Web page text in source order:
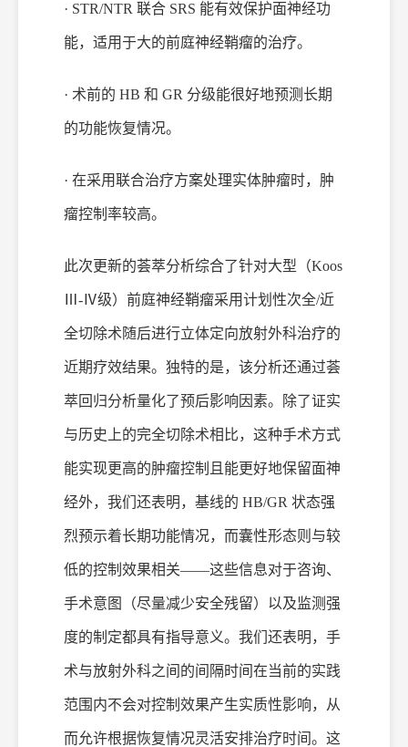
· STR/NTR 联合 SRS 能有效保护面神经功
能，适用于大的前庭神经鞘瘤的治疗。
· 术前的 HB 和 GR 分级能很好地预测长期
的功能恢复情况。
· 在采用联合治疗方案处理实体肿瘤时，肿
瘤控制率较高。
此次更新的荟萃分析综合了针对大型（Koos
Ⅲ-Ⅳ级）前庭神经鞘瘤采用计划性次全/近
全切除术随后进行立体定向放射外科治疗的
近期疗效结果。独特的是，该分析还通过荟
萃回归分析量化了预后影响因素。除了证实
与历史上的完全切除术相比，这种手术方式
能实现更高的肿瘤控制且能更好地保留面神
经外，我们还表明，基线的 HB/GR 状态强
烈预示着长期功能情况，而囊性形态则与较
低的控制效果相关——这些信息对于咨询、
手术意图（尽量减少安全残留）以及监测强
度的制定都具有指导意义。我们还表明，手
术与放射外科之间的间隔时间在当前的实践
范围内不会对控制效果产生实质性影响，从
而允许根据恢复情况灵活安排治疗时间。这